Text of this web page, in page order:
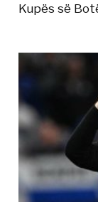
Kupës së